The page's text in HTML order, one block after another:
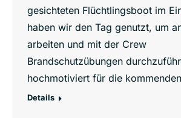
gesichteten Flüchtlingsboot im
haben wir den Tag genutzt, um
arbeiten und mit der Crew
Brandschutzübungen
hochmotiviert für die
Details